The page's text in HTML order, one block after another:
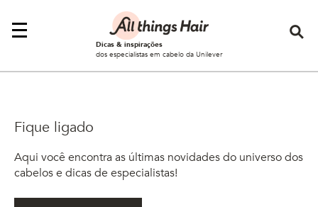
Dicas & inspirações
dos especialistas em cabelo da Unilever
Fique ligado
Aqui você encontra as últimas novidades do universo dos
cabelos e dicas de especialistas!